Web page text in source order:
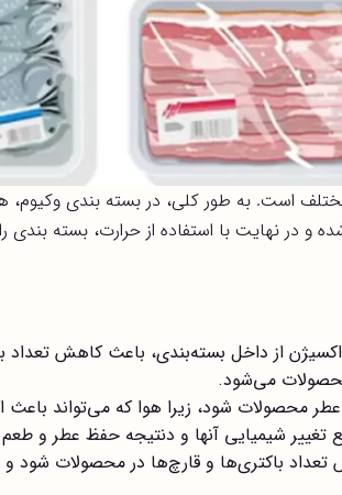
است. به طور کلی، در بسته بندی وکیوم،
با استفاده از حرارت، بسته بندی را
از داخل بسته‌بندی، باعث کاهش تعداد
محصولات می‌شود.
محصولات شود، زیرا هوا که می‌تواند باعث
شیمیایی آنها و دنتیجه حفظ عطر و
باکتری‌ها و قارچ‌ها در محصولات شود و